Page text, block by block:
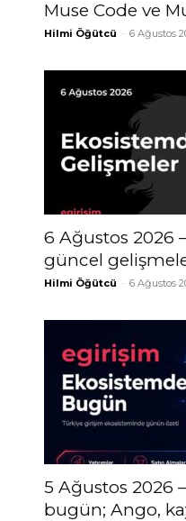
Muse Code ve
Hilmi Öğütcü - 6 Ağustos
6 Ağustos 2026
güncel
Hilmi Öğütcü - 6 Ağustos
5 Ağustos 2026
bugün; Ango,